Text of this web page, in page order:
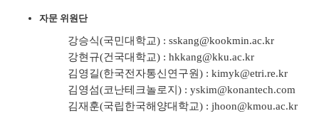
자문 위원단
강승식(국민대학교) : sskang@kookmin.ac.kr
강현규(건국대학교) : hkkang@kku.ac.kr
김영길(한국전자통신연구원) : kimyk@etri.re.kr
김영섬(코난테크놀로지) : yskim@konantech.com
김재훈(국립한국해양대학교) : jhoon@kmou.ac.kr